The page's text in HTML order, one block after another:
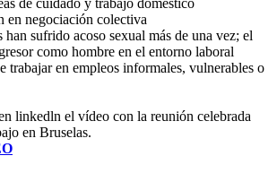
de cuidado y trabajo doméstico
en negociación colectiva
han sufrido acoso sexual más de una vez; el
como hombre en el entorno laboral
trabajar en empleos informales, vulnerables o
linkedln el vídeo con la reunión celebrada
en Bruselas.